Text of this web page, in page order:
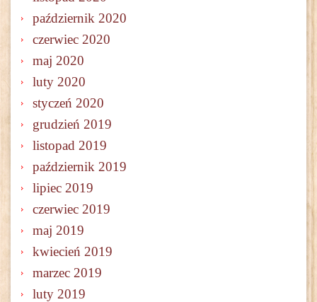
październik 2020
czerwiec 2020
maj 2020
luty 2020
styczeń 2020
grudzień 2019
listopad 2019
październik 2019
lipiec 2019
czerwiec 2019
maj 2019
kwiecień 2019
marzec 2019
luty 2019